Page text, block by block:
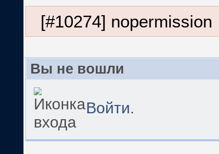
[#10274] nopermission
Вы не вошли
Войти.